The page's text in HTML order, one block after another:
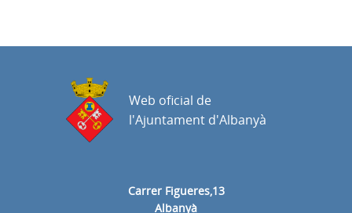
Carrer Figueres,13
Albanyà
Web oficial de
l'Ajuntament d'Albanyà